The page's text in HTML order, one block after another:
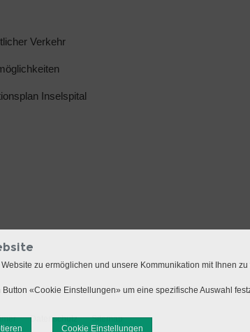
Verkehr
Inselspital
Datenschutz Sitemap
zu ermöglichen und unsere Kommunikation mit Ihnen
«Cookie Einstellungen» um eine spezifische Auswahl
Cookie Einstellungen